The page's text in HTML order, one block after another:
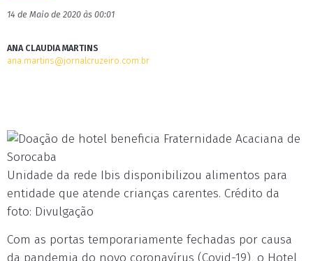
14 de Maio de 2020 às 00:01
ANA CLAUDIA MARTINS
ana.martins@jornalcruzeiro.com.br
Unidade da rede Ibis disponibilizou alimentos para
entidade que atende crianças carentes. Crédito da
foto: Divulgação
Com as portas temporariamente fechadas por causa
da pandemia do novo coronavírus (Covid-19), o Hotel